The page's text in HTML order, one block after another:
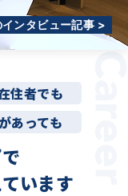
ンタビュー記事 >
住者でも
あっても
います